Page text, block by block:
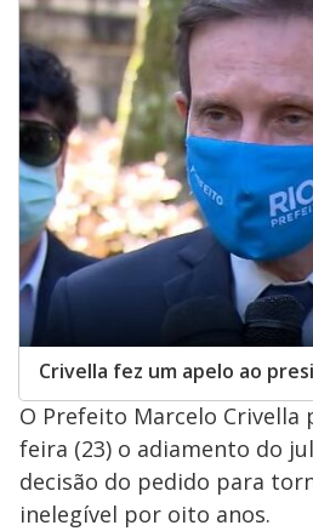
Crivella fez um apelo ao
O Prefeito Marcelo Crivella
feira (23) o adiamento do
decisão do pedido para
inelegível por oito anos.